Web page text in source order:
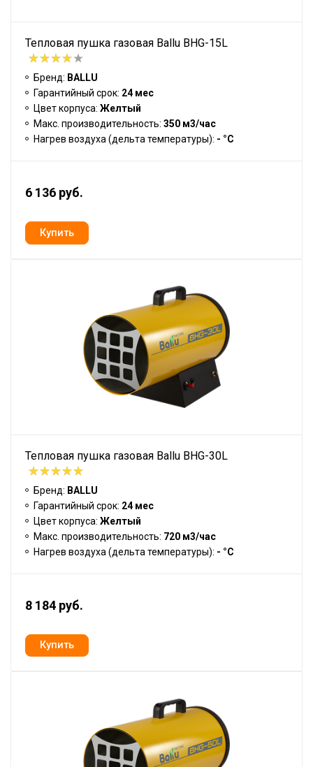
Тепловая пушка газовая Ballu BHG-15L
Бренд: BALLU
Гарантийный срок: 24 мес
Цвет корпуса: Желтый
Макс. производительность: 350 м3/час
Нагрев воздуха (дельта температуры): - °С
6 136 руб.
Тепловая пушка газовая Ballu BHG-30L
Бренд: BALLU
Гарантийный срок: 24 мес
Цвет корпуса: Желтый
Макс. производительность: 720 м3/час
Нагрев воздуха (дельта температуры): - °С
8 184 руб.